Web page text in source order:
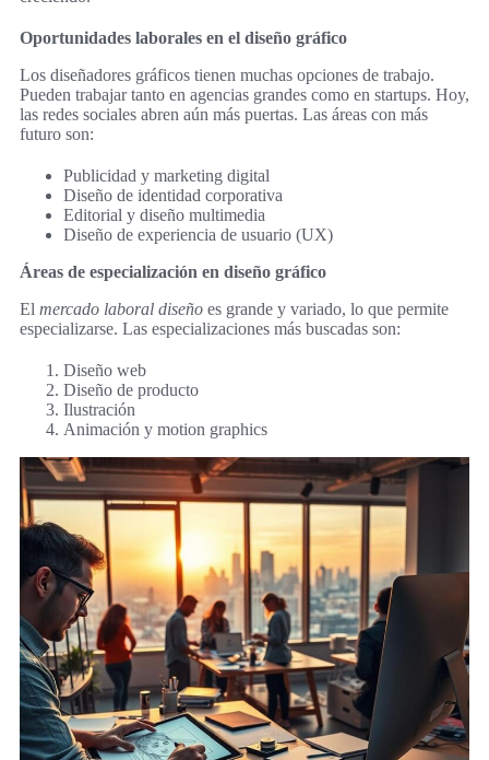
Oportunidades laborales en el diseño gráfico
Los diseñadores gráficos tienen muchas opciones de trabajo.
Pueden trabajar tanto en agencias grandes como en startups. Hoy,
las redes sociales abren aún más puertas. Las áreas con más
futuro son:
Publicidad y marketing digital
Diseño de identidad corporativa
Editorial y diseño multimedia
Diseño de experiencia de usuario (UX)
Áreas de especialización en diseño gráfico
El mercado laboral diseño es grande y variado, lo que permite
especializarse. Las especializaciones más buscadas son:
Diseño web
Diseño de producto
Ilustración
Animación y motion graphics